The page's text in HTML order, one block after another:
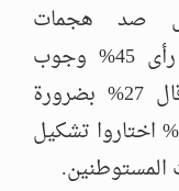
صد هجمات
المستوطنين في الضفة الغربية، رأى 45% وجوب
تشكيل مجموعات لمقاومتهم، وقال 27% بضرورة
نشر قوات الشرطة الفلسطينية، و6% اختاروا تشكيل